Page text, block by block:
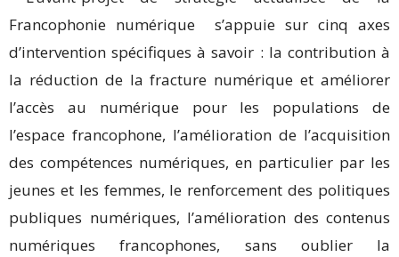
Francophonie numérique s’appuie sur cinq axes
d’intervention spécifiques à savoir : la contribution à
la réduction de la fracture numérique et améliorer
l’accès au numérique pour les populations de
l’espace francophone, l’amélioration de l’acquisition
des compétences numériques, en particulier par les
jeunes et les femmes, le renforcement des politiques
publiques numériques, l’amélioration des contenus
numériques francophones, sans oublier la